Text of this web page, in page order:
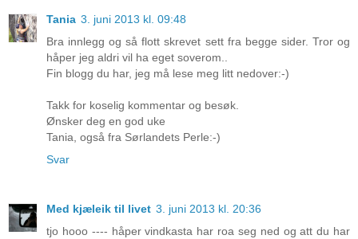
Tania 3. juni 2013 kl. 09:48
Bra innlegg og så flott skrevet sett fra begge sider. Tror og
håper jeg aldri vil ha eget soverom..
Fin blogg du har, jeg må lese meg litt nedover:-)
Takk for koselig kommentar og besøk.
Ønsker deg en god uke
Tania, også fra Sørlandets Perle:-)
Svar
Med kjæleik til livet 3. juni 2013 kl. 20:36
tjo hooo ---- håper vindkasta har roa seg ned og att du har